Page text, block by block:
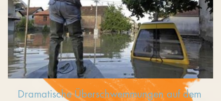
Dramatische Überschwemmungen auf dem